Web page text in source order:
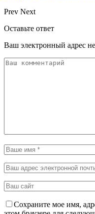
Prev Next
Оставьте ответ
Ваш электронный адрес
Сохраните мое имя,